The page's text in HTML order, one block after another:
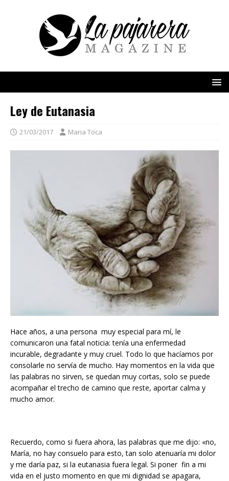
Ley de Eutanasia
21/03/2017 Maria Toca
Hace años, a una persona muy especial para mí, le
comunicaron una fatal noticia: tenía una enfermedad
incurable, degradante y muy cruel. Todo lo que hacíamos por
consolarle no servía de mucho. Hay momentos en la vida que
las palabras no sirven, se quedan muy cortas, solo se puede
acompañar el trecho de camino que reste, aportar calma y
mucho amor.
Recuerdo, como si fuera ahora, las palabras que me dijo: «no,
María, no hay consuelo para esto, tan solo atenuaría mi dolor
y me daría paz, si la eutanasia fuera legal. Si poner fin a mi
vida en el justo momento en que mi dignidad se apagara,